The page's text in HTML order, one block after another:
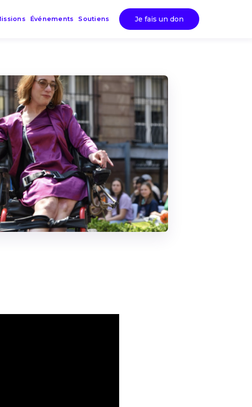
Événements Soutiens Je fais un don